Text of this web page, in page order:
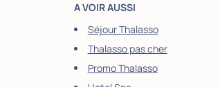
A VOIR AUSSI
Séjour Thalasso
Thalasso pas cher
Promo Thalasso